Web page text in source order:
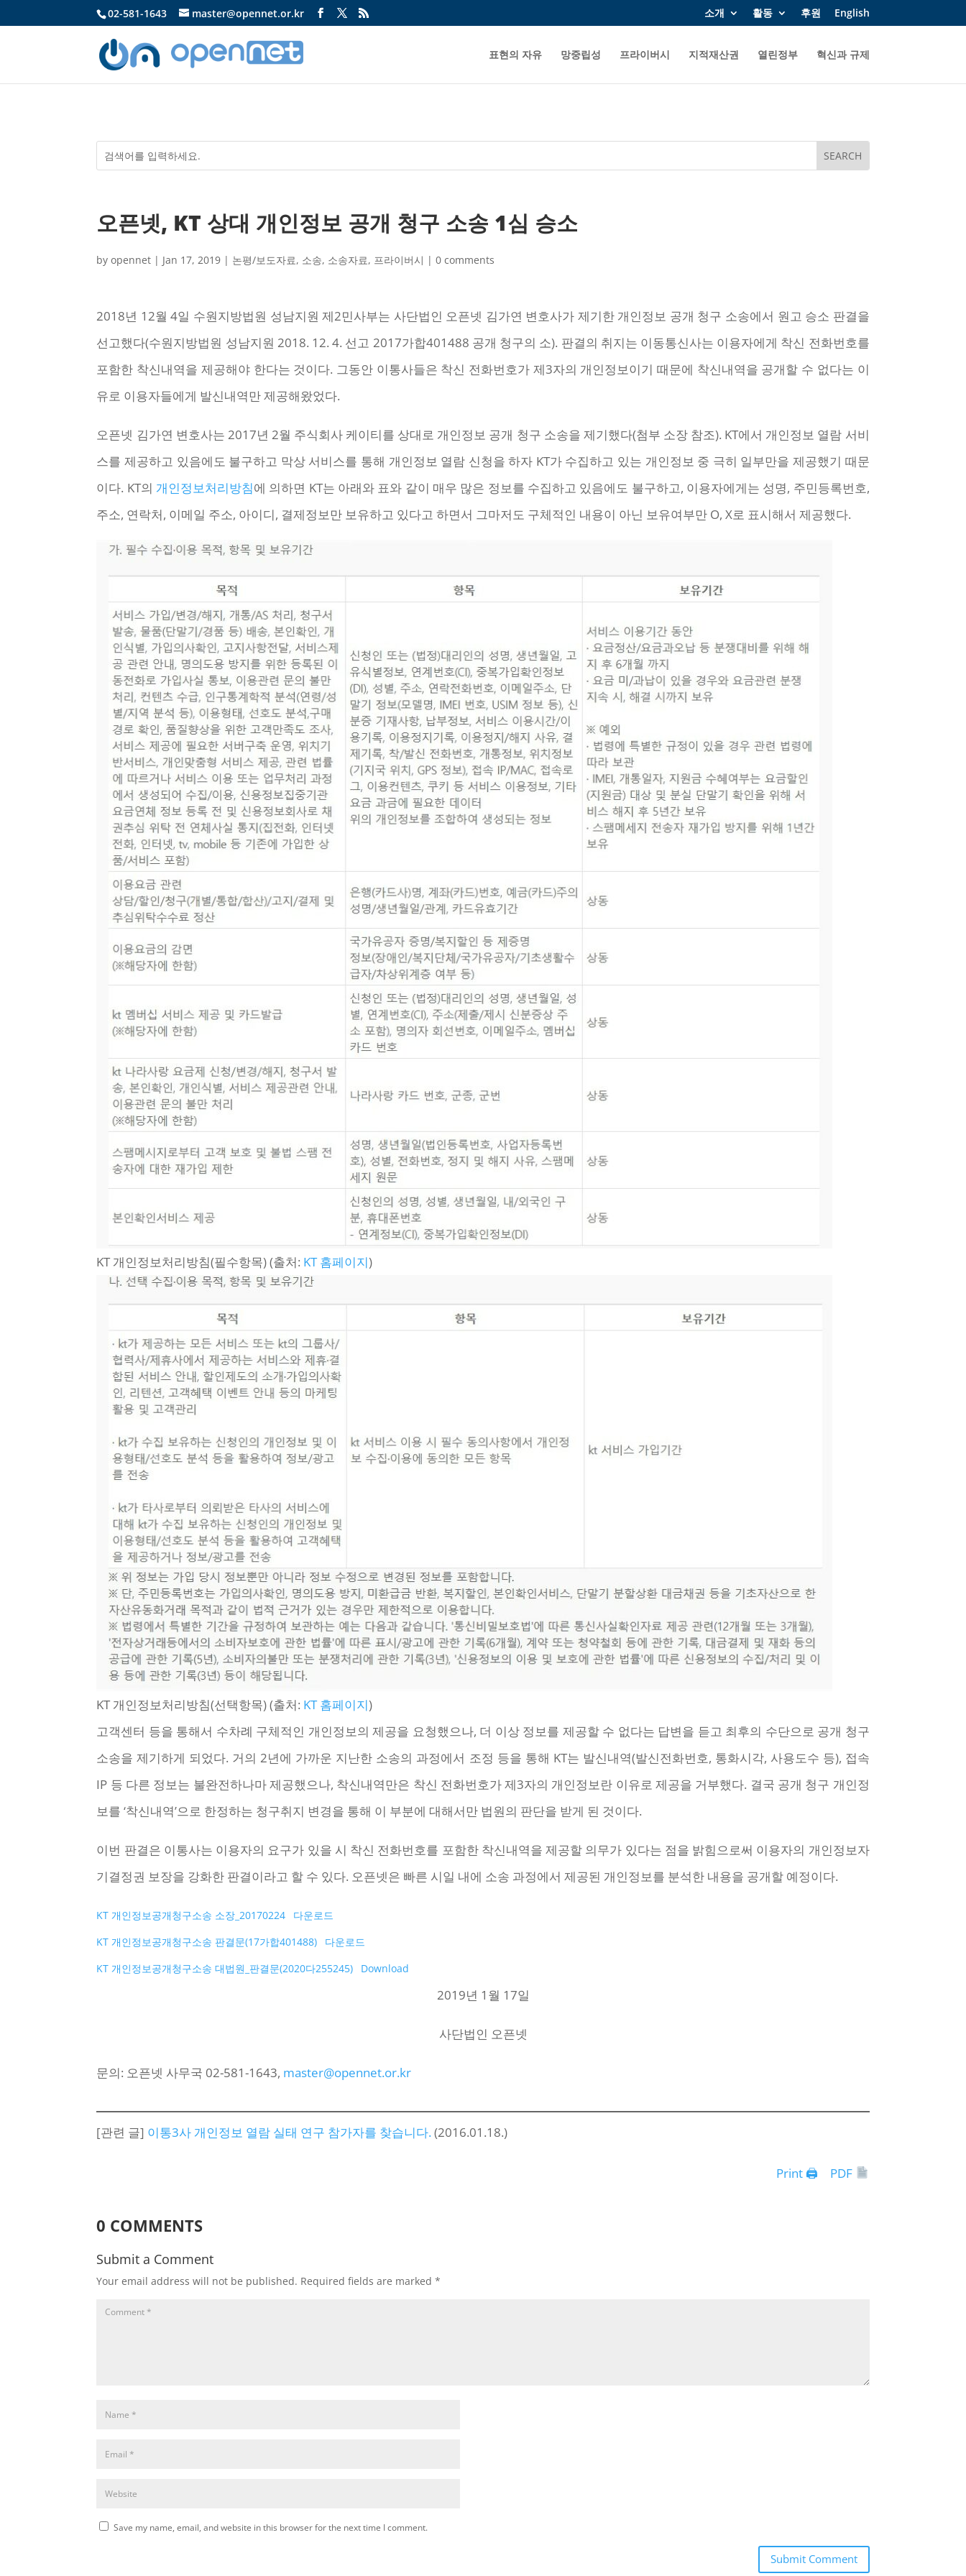
02-581-1643 master@opennet.or.kr 소개 활동 후원 English
표현의 자유 망중립성 프라이버시 지적재산권 열린정부 혁신과 규제
오픈넷, KT 상대 개인정보 공개 청구 소송 1심 승소
byopennet | Jan 17, 2019 | 논평/보도자료, 소송, 소송자료, 프라이버시 |0 comments
2018년 12월 4일 수원지방법원 성남지원 제2민사부는 사단법인 오픈넷 김가연 변호사가 제기한 개인정보 공개 청구 소송에서 원고 승소 판결을
선고했다(수원지방법원 성남지원 2018. 12. 4. 선고 2017가합401488 공개 청구의 소). 판결의 취지는 이동통신사는 이용자에게 착신 전화번호를
포함한 착신내역을 제공해야 한다는 것이다. 그동안 이통사들은 착신 전화번호가 제3자의 개인정보이기 때문에 착신내역을 공개할 수 없다는 이
유로 이용자들에게 발신내역만 제공해왔었다.
오픈넷 김가연 변호사는 2017년 2월 주식회사 케이티를 상대로 개인정보 공개 청구 소송을 제기했다(첨부 소장 참조). KT에서 개인정보 열람 서비
스를 제공하고 있음에도 불구하고 막상 서비스를 통해 개인정보 열람 신청을 하자 KT가 수집하고 있는 개인정보 중 극히 일부만을 제공했기 때문
이다. KT의 개인정보처리방침에 의하면 KT는 아래와 표와 같이 매우 많은 정보를 수집하고 있음에도 불구하고, 이용자에게는 성명, 주민등록번호,
주소, 연락처, 이메일 주소, 아이디, 결제정보만 보유하고 있다고 하면서 그마저도 구체적인 내용이 아닌 보유여부만 O, X로 표시해서 제공했다.
KT 개인정보처리방침(필수항목) (출처: KT 홈페이지)
KT 개인정보처리방침(선택항목) (출처: KT 홈페이지)
고객센터 등을 통해서 수차례 구체적인 개인정보의 제공을 요청했으나, 더 이상 정보를 제공할 수 없다는 답변을 듣고 최후의 수단으로 공개 청구
소송을 제기하게 되었다. 거의 2년에 가까운 지난한 소송의 과정에서 조정 등을 통해 KT는 발신내역(발신전화번호, 통화시각, 사용도수 등), 접속
IP 등 다른 정보는 불완전하나마 제공했으나, 착신내역만은 착신 전화번호가 제3자의 개인정보란 이유로 제공을 거부했다. 결국 공개 청구 개인정
보를 ‘착신내역’으로 한정하는 청구취지 변경을 통해 이 부분에 대해서만 법원의 판단을 받게 된 것이다.
이번 판결은 이통사는 이용자의 요구가 있을 시 착신 전화번호를 포함한 착신내역을 제공할 의무가 있다는 점을 밝힘으로써 이용자의 개인정보자
기결정권 보장을 강화한 판결이라고 할 수 있다. 오픈넷은 빠른 시일 내에 소송 과정에서 제공된 개인정보를 분석한 내용을 공개할 예정이다.
KT 개인정보공개청구소송 소장_20170224
다운로드
KT 개인정보공개청구소송 판결문(17가합401488)
다운로드
KT 개인정보공개청구소송 대법원_판결문(2020다255245)
Download
2019년 1월 17일
사단법인 오픈넷
문의: 오픈넷 사무국 02-581-1643, master@opennet.or.kr
[관련 글] 이통3사 개인정보 열람 실태 연구 참가자를 찾습니다.(2016.01.18.)
Print 🖨 PDF
0 COMMENTS
Submit a Comment
Your email address will not be published. Required fields are marked*
Save my name, email, and website in this browser for the next time I comment.
Submit Comment